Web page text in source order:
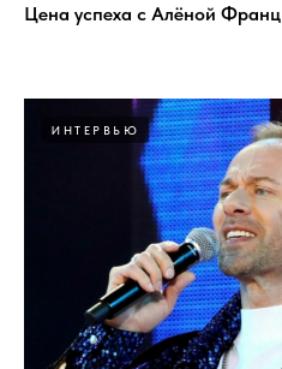
Цена успеха с Алёной Франц
ИНТЕРВЬЮ